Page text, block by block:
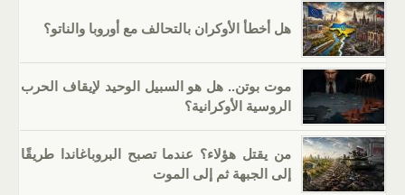
هل أخطأ الأوكران بالتحالف مع أوروبا والناتو؟
موت بوتن.. هل هو السبيل الوحيد لإيقاف الحرب
الروسية الأوكرانية؟
من يقتل هؤلاء؟ عندما تصبح البروباغاندا طريقًا
إلى الجبهة ثم إلى الموت